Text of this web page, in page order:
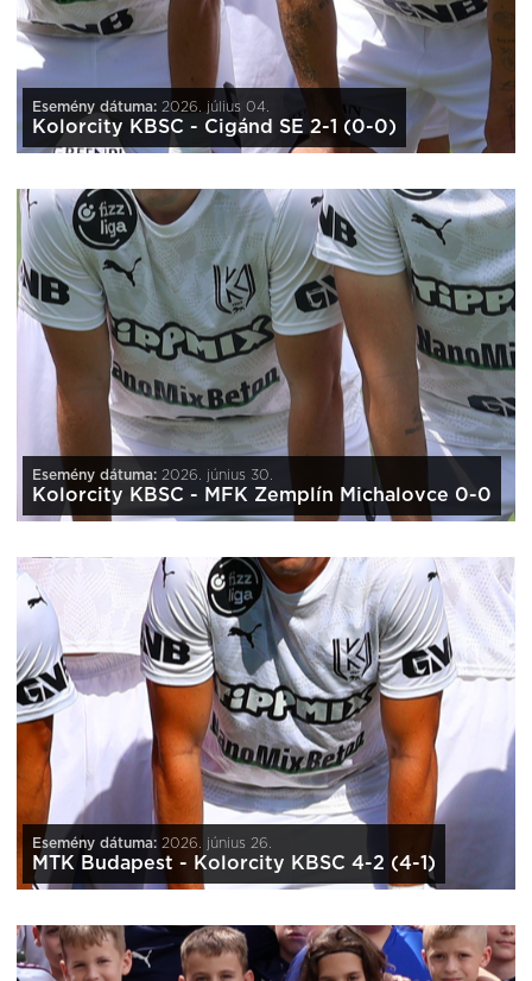
Esemény dátuma: 2026. július 04.
Kolorcity KBSC - Cigánd SE 2-1 (0-0)
Esemény dátuma: 2026. június 30.
Kolorcity KBSC - MFK Zemplín Michalovce 0-0
Esemény dátuma: 2026. június 26.
MTK Budapest - Kolorcity KBSC 4-2 (4-1)